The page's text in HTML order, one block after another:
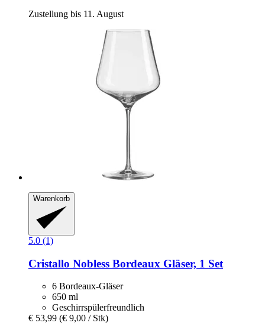
Zustellung bis 11. August
Warenkorb
5.0 (1)
Cristallo Nobless Bordeaux Gläser, 1 Set
6 Bordeaux-Gläser
650 ml
Geschirrspülerfreundlich
€ 53,99 (€ 9,00 / Stk)